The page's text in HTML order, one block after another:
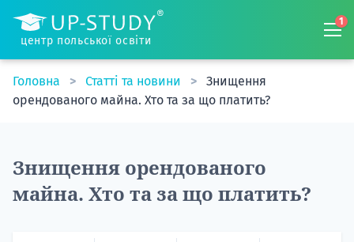
центр польської освіти
1
Головна Статті та новини
Знищення
орендованого майна. Хто та за що платить?
Знищення орендованого
майна. Хто та за що платить?